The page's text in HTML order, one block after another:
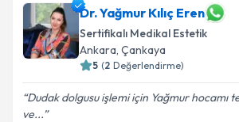
Dr. Yağmur Kılıç Eren
Sertifikalı Medikal Estetik
Ankara, Çankaya
5 (2 Değerlendirme)
Dudak dolgusu işlemi için Yağmur hocamı
ve...